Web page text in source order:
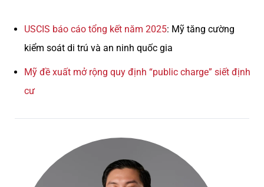
USCIS báo cáo tổng kết năm 2025: Mỹ tăng cường
kiểm soát di trú và an ninh quốc gia
Mỹ đề xuất mở rộng quy định “public charge” siết định
cư